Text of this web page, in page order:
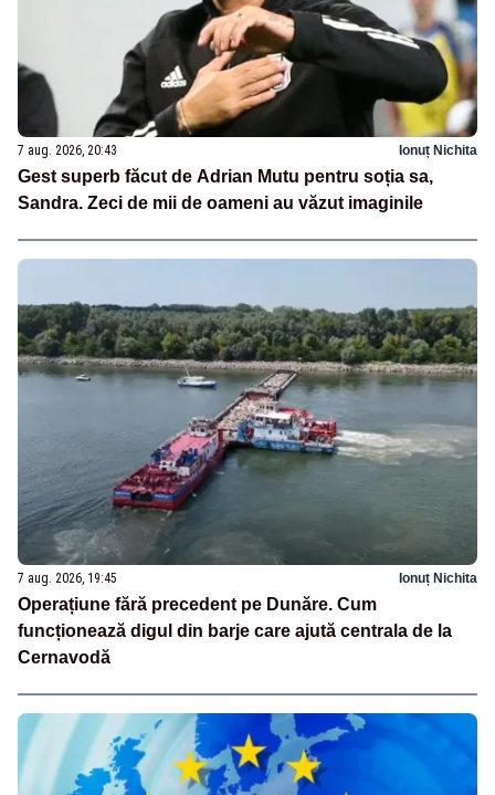
7 aug. 2026, 20:43 Ionuț Nichita
Gest superb făcut de Adrian Mutu pentru soția sa,
Sandra. Zeci de mii de oameni au văzut imaginile
7 aug. 2026, 19:45 Ionuț Nichita
Operațiune fără precedent pe Dunăre. Cum
funcționează digul din barje care ajută centrala de la
Cernavodă